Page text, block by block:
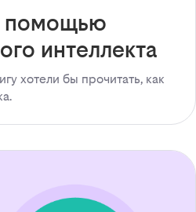
помощью
интеллекта
хотели бы прочитать, как